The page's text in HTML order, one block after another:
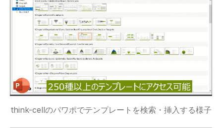
think-cellのパワポでテンプレートを検索・挿入する様子